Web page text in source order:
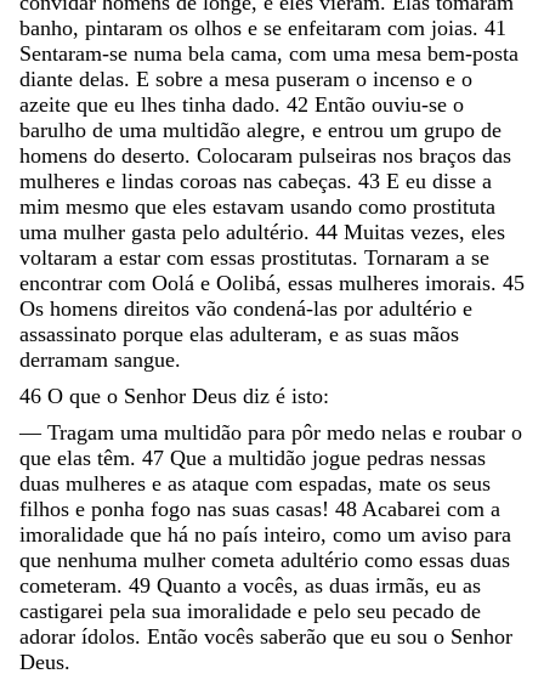
banho, pintaram os olhos e se enfeitaram com joias. 41
Sentaram-se numa bela cama, com uma mesa bem-posta
diante delas. E sobre a mesa puseram o incenso e o
azeite que eu lhes tinha dado. 42 Então ouviu-se o
barulho de uma multidão alegre, e entrou um grupo de
homens do deserto. Colocaram pulseiras nos braços das
mulheres e lindas coroas nas cabeças. 43 E eu disse a
mim mesmo que eles estavam usando como prostituta
uma mulher gasta pelo adultério. 44 Muitas vezes, eles
voltaram a estar com essas prostitutas. Tornaram a se
encontrar com Oolá e Oolibá, essas mulheres imorais. 45
Os homens direitos vão condená-las por adultério e
assassinato porque elas adulteram, e as suas mãos
derramam sangue.
46 O que o Senhor Deus diz é isto:
— Tragam uma multidão para pôr medo nelas e roubar o
que elas têm. 47 Que a multidão jogue pedras nessas
duas mulheres e as ataque com espadas, mate os seus
filhos e ponha fogo nas suas casas! 48 Acabarei com a
imoralidade que há no país inteiro, como um aviso para
que nenhuma mulher cometa adultério como essas duas
cometeram. 49 Quanto a vocês, as duas irmãs, eu as
castigarei pela sua imoralidade e pelo seu pecado de
adorar ídolos. Então vocês saberão que eu sou o Senhor
Deus.